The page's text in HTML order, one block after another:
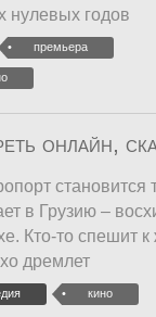
нулевых годов
премьера
онлайн,
становится
в Грузию –
Кто-то спешит
дремлет
кино